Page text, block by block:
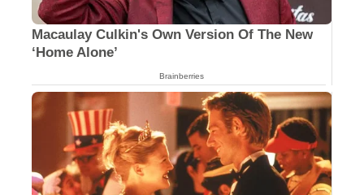
Macaulay Culkin's Own Version Of The New
‘Home Alone’
Brainberries